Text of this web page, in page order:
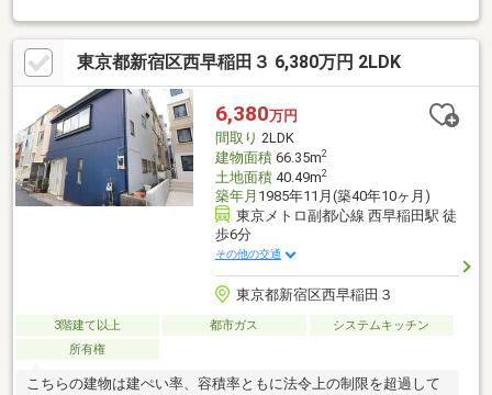
展望テラス ＝ ２３㎡ 』◆ 住まいを含めた『 生活空間有効面積
= 約１５６㎡ 』 ◆・天井から光そそぐ吹き抜けのある玄関。・新
築同様の清潔感を感じさせる築８年の住宅。・間取り４LDKへの
変更など。ご希望をまずはご相談ください。◆ 空室につきお客様
のご希望の沿って室内をご見学いただけます ◆-23区限定でご自
宅から物件までお車の送迎サービスも実施-
東京都新宿区西早稲田３ 6,380万円 2LDK
6,380万円
間取り 2LDK
建物面積66.35m2
土地面積40.49m2
築年月 1985年11月(築40年10ヶ月)
東京メトロ副都心線 西早稲田駅 徒
歩6分
その他の交通
東京都新宿区西早稲田３
3階建て以上 都市ガス
システムキッチン
所有権
こちらの建物は建ぺい率、容積率ともに法令上の制限を超過して